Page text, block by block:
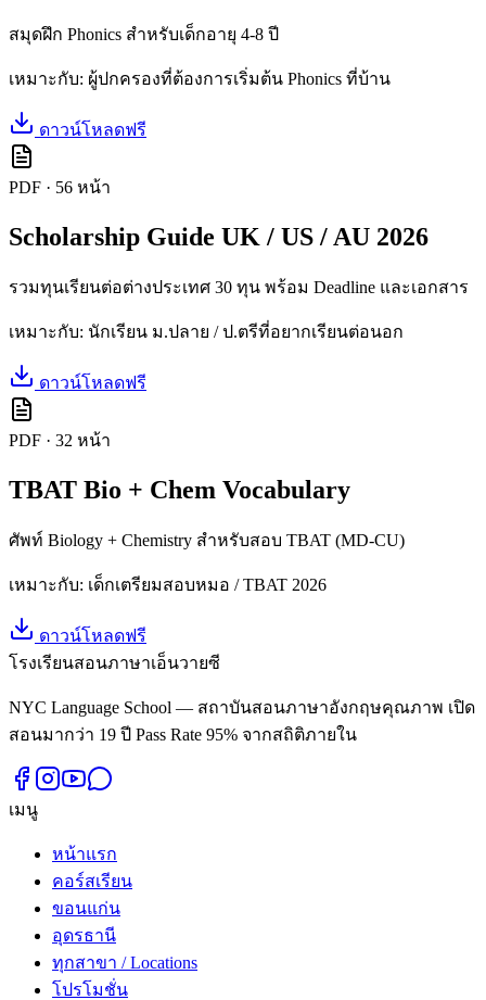
สมุดฝึก Phonics สำหรับเด็กอายุ 4-8 ปี
เหมาะกับ: ผู้ปกครองที่ต้องการเริ่มต้น Phonics ที่บ้าน
ดาวน์โหลดฟรี
PDF · 56 หน้า
Scholarship Guide UK / US / AU 2026
รวมทุนเรียนต่อต่างประเทศ 30 ทุน พร้อม Deadline และเอกสาร
เหมาะกับ: นักเรียน ม.ปลาย / ป.ตรีที่อยากเรียนต่อนอก
ดาวน์โหลดฟรี
PDF · 32 หน้า
TBAT Bio + Chem Vocabulary
ศัพท์ Biology + Chemistry สำหรับสอบ TBAT (MD-CU)
เหมาะกับ: เด็กเตรียมสอบหมอ / TBAT 2026
ดาวน์โหลดฟรี
โรงเรียนสอนภาษาเอ็นวายซี
NYC Language School — สถาบันสอนภาษาอังกฤษคุณภาพ เปิด
สอนมากว่า 19 ปี Pass Rate 95% จากสถิติภายใน
เมนู
หน้าแรก
คอร์สเรียน
ขอนแก่น
อุดรธานี
ทุกสาขา / Locations
โปรโมชั่น